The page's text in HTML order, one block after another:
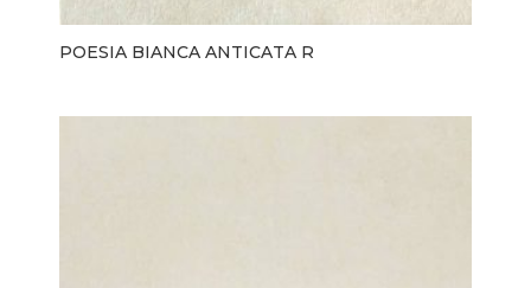
POESIA BIANCA ANTICATA R